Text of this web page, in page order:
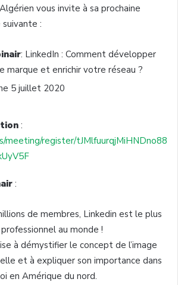
vous invite à sa prochaine
:
: LinkedIn : Comment développer
marque et enrichir votre réseau ?
5 juillet 2020
:
meeting/register/tJMlfuurqjMiHNDno88
:
de membres, Linkedin est le plus
au monde !
à démystifier le concept de l’image
et à expliquer son importance dans
en Amérique du nord.